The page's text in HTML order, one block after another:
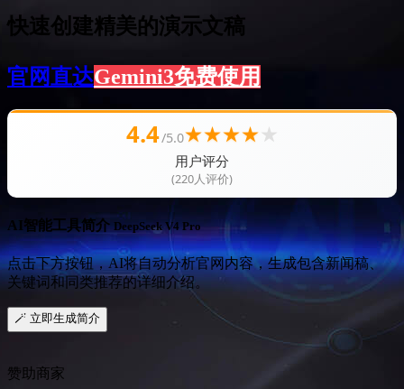
快速创建精美的演示文稿
官网直达Gemini3免费使用
4.4/5.0★★★★★
用户评分
(220人评价)
AI智能工具简介DeepSeek V4 Pro
点击下方按钮，AI将自动分析官网内容，生成包含新闻稿、
关键词和同类推荐的详细介绍。
🪄 立即生成简介
赞助商家